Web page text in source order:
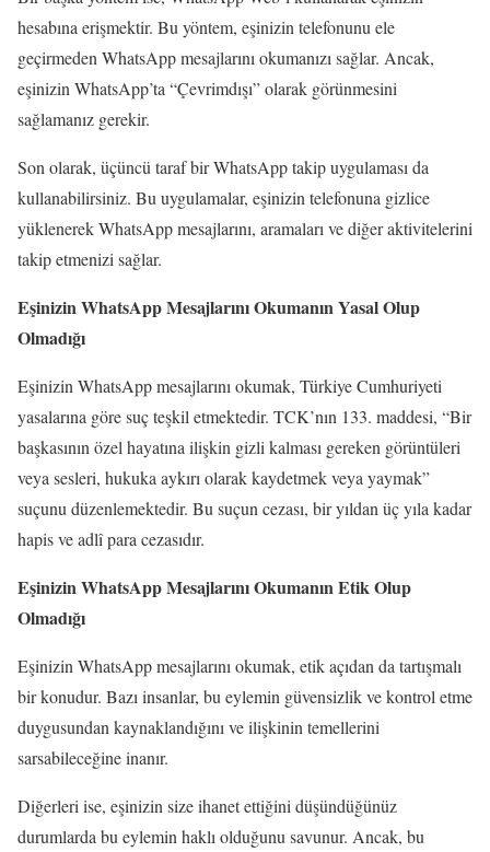
hesabına erişmektir. Bu yöntem, eşinizin telefonunu ele
geçirmeden WhatsApp mesajlarını okumanızı sağlar. Ancak,
eşinizin WhatsApp’ta “Çevrimdışı” olarak görünmesini
sağlamanız gerekir.
Son olarak, üçüncü taraf bir WhatsApp takip uygulaması da
kullanabilirsiniz. Bu uygulamalar, eşinizin telefonuna gizlice
yüklenerek WhatsApp mesajlarını, aramaları ve diğer aktivitelerini
takip etmenizi sağlar.
Eşinizin WhatsApp Mesajlarını Okumanın Yasal Olup
Olmadığı
Eşinizin WhatsApp mesajlarını okumak, Türkiye Cumhuriyeti
yasalarına göre suç teşkil etmektedir. TCK’nın 133. maddesi, “Bir
başkasının özel hayatına ilişkin gizli kalması gereken görüntüleri
veya sesleri, hukuka aykırı olarak kaydetmek veya yaymak”
suçunu düzenlemektedir. Bu suçun cezası, bir yıldan üç yıla kadar
hapis ve adlî para cezasıdır.
Eşinizin WhatsApp Mesajlarını Okumanın Etik Olup
Olmadığı
Eşinizin WhatsApp mesajlarını okumak, etik açıdan da tartışmalı
bir konudur. Bazı insanlar, bu eylemin güvensizlik ve kontrol etme
duygusundan kaynaklandığını ve ilişkinin temellerini
sarsabileceğine inanır.
Diğerleri ise, eşinizin size ihanet ettiğini düşündüğünüz
durumlarda bu eylemin haklı olduğunu savunur. Ancak, bu